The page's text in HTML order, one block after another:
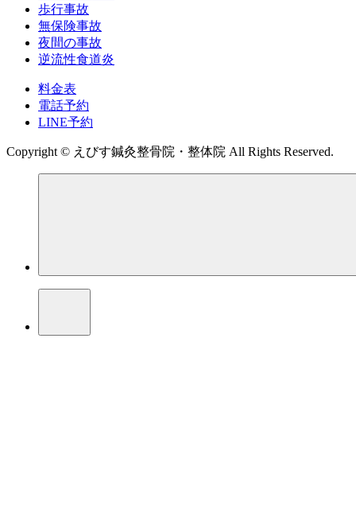
歩行事故
無保険事故
夜間の事故
逆流性食道炎
料金表
電話予約
LINE予約
Copyright © えびす鍼灸整骨院・整体院 All Rights Reserved.